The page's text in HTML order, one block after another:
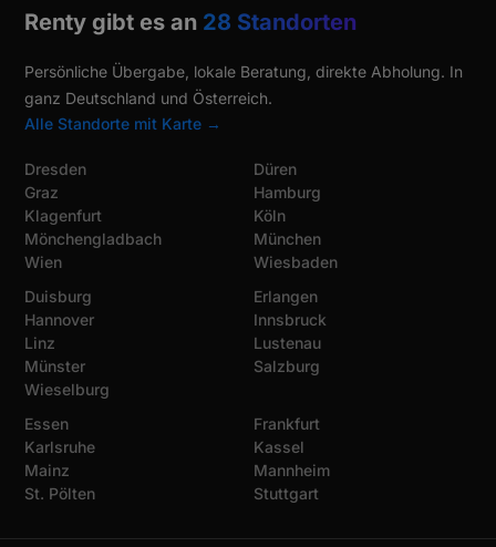
Renty gibt es an 28 Standorten
Persönliche Übergabe, lokale Beratung, direkte Abholung. In
ganz Deutschland und Österreich.
Alle Standorte mit Karte →
Dresden
Graz
Klagenfurt
Mönchengladbach
Wien
Düren
Hamburg
Köln
München
Wiesbaden
Duisburg
Hannover
Linz
Münster
Wieselburg
Erlangen
Innsbruck
Lustenau
Salzburg
Essen
Karlsruhe
Mainz
St. Pölten
Frankfurt
Kassel
Mannheim
Stuttgart